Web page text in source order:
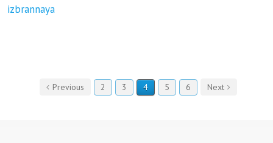
izbrannaya
Previous 2 3 4 5 6 Next